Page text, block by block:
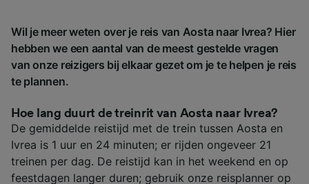
Wil je meer weten over je reis van Aosta naar Ivrea? Hier
hebben we een aantal van de meest gestelde vragen
van onze reizigers bij elkaar gezet om je te helpen je reis
te plannen.
Hoe lang duurt de treinrit van Aosta naar Ivrea?
De gemiddelde reistijd met de trein tussen Aosta en
Ivrea is 1 uur en 24 minuten; er rijden ongeveer 21
treinen per dag. De reistijd kan in het weekend en op
feestdagen langer duren; gebruik onze reisplanner op